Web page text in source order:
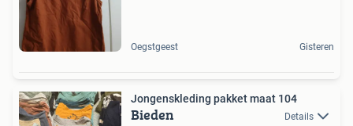
Oegstgeest Gisteren
Jongenskleding pakket maat 104
Bieden Details